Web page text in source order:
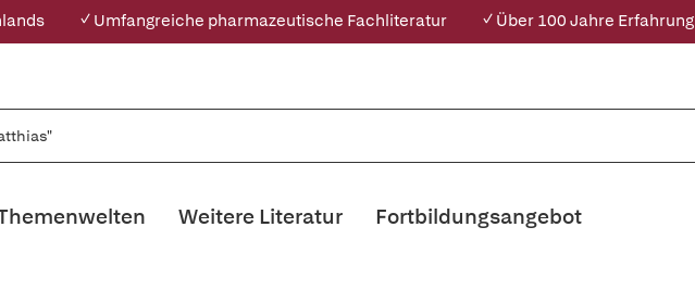
✓ Umfangreiche pharmazeutische Fachliteratur ✓ Über 100 Jahre Erfahrung
Weitere Literatur Fortbildungsangebot